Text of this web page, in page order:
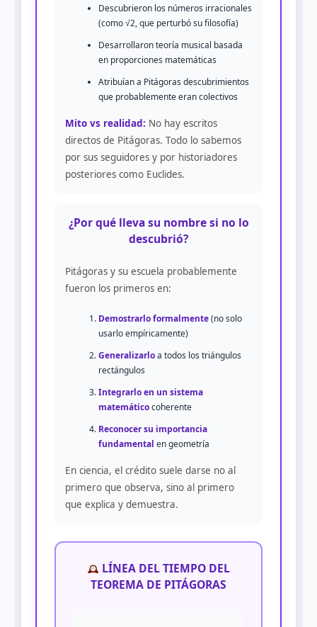
Descubrieron los números irracionales
(como √2, que perturbó su filosofía)
Desarrollaron teoría musical basada
en proporciones matemáticas
Atribuían a Pitágoras descubrimientos
que probablemente eran colectivos
Mito vs realidad: No hay escritos
directos de Pitágoras. Todo lo sabemos
por sus seguidores y por historiadores
posteriores como Euclides.
¿Por qué lleva su nombre si no lo
descubrió?
Pitágoras y su escuela probablemente
fueron los primeros en:
Demostrarlo formalmente(no solo
usarlo empíricamente)
Generalizarloa todos los triángulos
rectángulos
Integrarlo en un sistema
matemáticocoherente
Reconocer su importancia
fundamental en geometría
En ciencia, el crédito suele darse no al
primero que observa, sino al primero
que explica y demuestra.
LÍNEA DEL TIEMPO DEL
TEOREMA DE PITÁGORAS